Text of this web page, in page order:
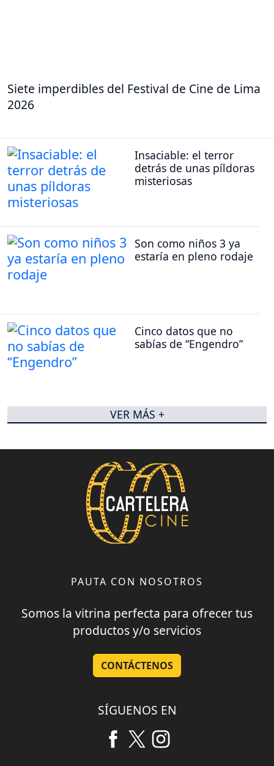
Siete imperdibles del Festival de Cine de Lima
2026
Insaciable: el terror
detrás de unas píldoras
misteriosas
Son como niños 3 ya
estaría en pleno rodaje
Cinco datos que no
sabías de “Engendro”
VER MÁS +
PAUTA CON NOSOTROS
Somos la vitrina perfecta para ofrecer tus
productos y/o servicios
CONTÁCTENOS
SÍGUENOS EN